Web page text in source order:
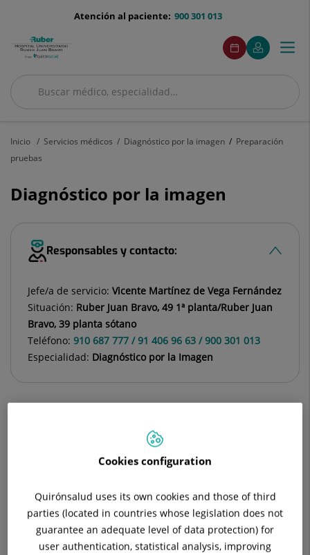
menu-
900 301 013
Atención al paciente:
Buscar
Buscar
menuAcceso
Pedir
cita
Este
enlace
se
en
Mi
Quirónsalud
Este
enlace
se
en
ventana
nueva.
Menú
Inicio Servicios médicos Diagnóstico por la imagen
Preparación
pruebas
Diagnóstico por la imagen
Responsables y contacto:
Jefe/a de servicio: Vicente Martínez de Vega Fernández
Situación: Ruber Juan Bravo, 49 1ª planta/Ruber Juan
Bravo, 39 planta sótano
Teléfono: 910 687 777 / 91 406 96 63 / 900 301 013
Especialidad: Diagnóstico por la Imagen
Equipamiento
Densitometría
Cookies configuration
Quirónsalud uses its own cookies and those of third
parties (located in countries whose legislation does not
guarantee an adequate level of data protection) for
user authentication, statistical analysis, improving